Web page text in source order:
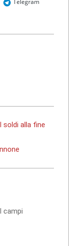
Telegram
soldi alla fine
I campi